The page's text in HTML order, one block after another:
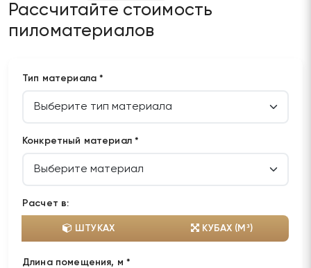
Рассчитайте стоимость
пиломатериалов
Тип материала *
Конкретный материал *
Расчет в:
ШТУКАХ КУБАХ (М³)
Длина помещения, м *